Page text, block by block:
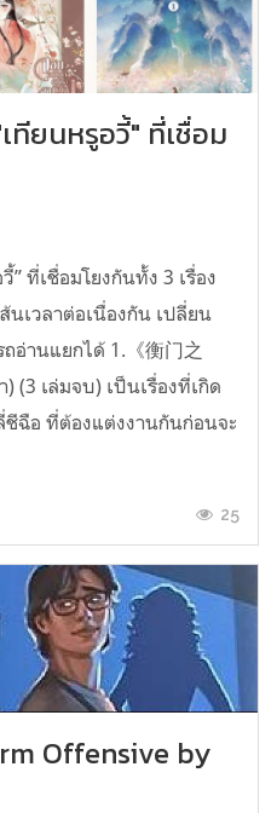
ทียนหรูอวี้" ที่เชื่อม
” ที่เชื่อมโยงกันทั้ง 3 เรื่อง
นเวลาต่อเนื่องกัน เปลี่ยน
อ่านแยกได้ 1.《衡门之
เล่มจบ) เป็นเรื่องที่เกิด
ชีฉือ ที่ต้องแต่งงานกันก่อนจะ
25
Offensive by